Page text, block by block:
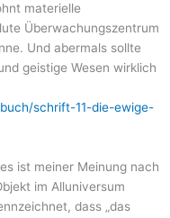
materielle
Überwachungszentrum
Und abermals sollte
geistige Wesen wirklich
schrift-11-die-ewige-
ist meiner Meinung nach
im Alluniversum
dass „das